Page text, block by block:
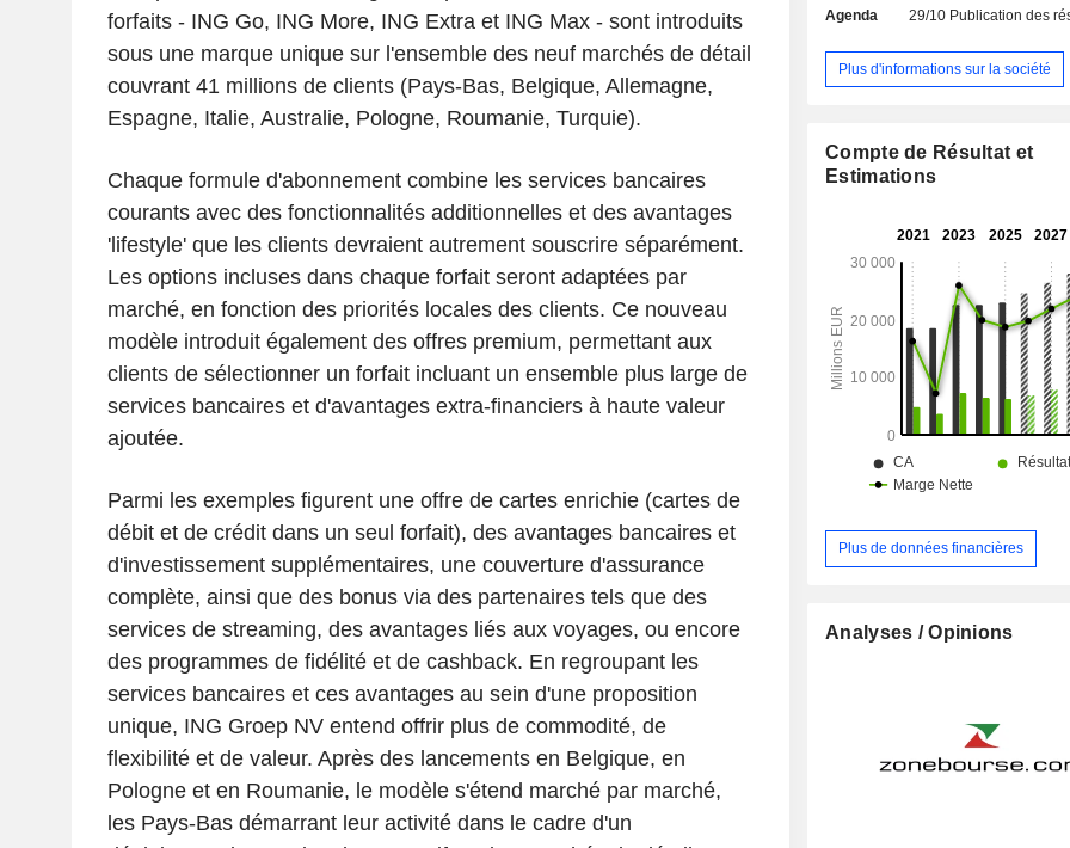
forfaits - ING Go, ING More, ING Extra et ING Max - sont introduits
sous une marque unique sur l'ensemble des neuf marchés de détail
couvrant 41 millions de clients (Pays-Bas, Belgique, Allemagne,
Espagne, Italie, Australie, Pologne, Roumanie, Turquie).
Chaque formule d'abonnement combine les services bancaires
courants avec des fonctionnalités additionnelles et des avantages
'lifestyle' que les clients devraient autrement souscrire séparément.
Les options incluses dans chaque forfait seront adaptées par
marché, en fonction des priorités locales des clients. Ce nouveau
modèle introduit également des offres premium, permettant aux
clients de sélectionner un forfait incluant un ensemble plus large de
services bancaires et d'avantages extra-financiers à haute valeur
ajoutée.
Parmi les exemples figurent une offre de cartes enrichie (cartes de
débit et de crédit dans un seul forfait), des avantages bancaires et
d'investissement supplémentaires, une couverture d'assurance
complète, ainsi que des bonus via des partenaires tels que des
services de streaming, des avantages liés aux voyages, ou encore
des programmes de fidélité et de cashback. En regroupant les
services bancaires et ces avantages au sein d'une proposition
unique, ING Groep NV entend offrir plus de commodité, de
flexibilité et de valeur. Après des lancements en Belgique, en
Pologne et en Roumanie, le modèle s'étend marché par marché,
les Pays-Bas démarrant leur activité dans le cadre d'un
Agenda 29/10 Publication des résultats
Plus d'informations sur la société
Compte de Résultat et
Estimations
Plus de données financières
Analyses / Opinions